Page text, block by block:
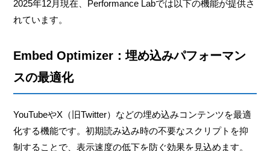
2025年12月現在、Performance Labでは以下の機能が提供さ
れています。
Embed Optimizer：埋め込みパフォーマン
スの最適化
YouTubeやX（旧Twitter）などの埋め込みコンテンツを最適
化する機能です。初期読み込み時の不要なスクリプトを抑
制することで、表示速度の低下を防ぐ効果を見込めます。